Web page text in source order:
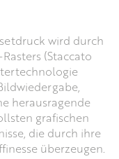
wird durch
(Staccato
herausragende
grafischen
die durch ihre
überzeugen.